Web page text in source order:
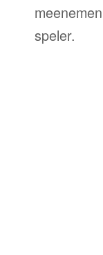
speler.